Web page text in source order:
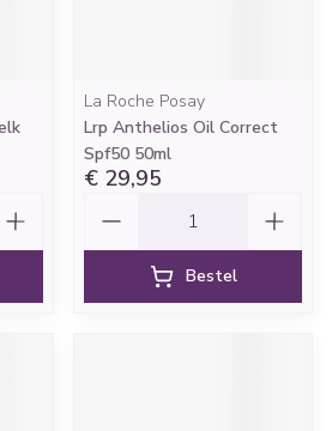
La Roche Posay
Lrp Anthelios Oil Correct
Spf50 50ml
€ 29,95
Bestel